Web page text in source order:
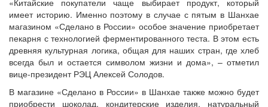
имеет историю. Именно поэтому в случае с пятым в Шанхае
магазином «Сделано в России» особое значение приобретает
пекарня с технологией ферментированного теста. В этом есть
древняя культурная логика, общая для наших стран, где хлеб
всегда был и остается символом жизни и дома», – отметил
вице-президент РЭЦ Алексей Солодов.
В магазине «Сделано в России» в Шанхае также можно будет
приобрести шоколад, кондитерские изделия, натуральный